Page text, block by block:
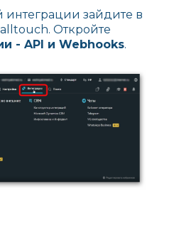
интеграции зайдите в
Откройте
- API и Webhooks.